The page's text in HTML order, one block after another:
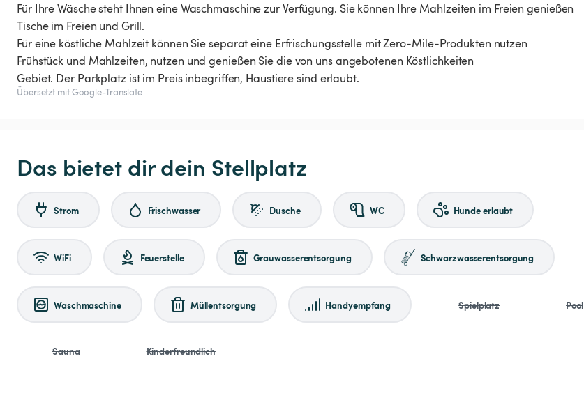
Für Ihre Wäsche steht Ihnen eine Waschmaschine zur Verfügung. Sie können Ihre Mahlzeiten im Freien genießen
Tische im Freien und Grill.
Für eine köstliche Mahlzeit können Sie separat eine Erfrischungsstelle mit Zero-Mile-Produkten nutzen
Frühstück und Mahlzeiten, nutzen und genießen Sie die von uns angebotenen Köstlichkeiten
Gebiet. Der Parkplatz ist im Preis inbegriffen, Haustiere sind erlaubt.
Übersetzt mit Google-Translate
Das bietet dir dein Stellplatz
Strom Frischwasser Dusche WC Hunde erlaubt
WiFi Feuerstelle Grauwasserentsorgung Schwarzwasserentsorgung
Waschmaschine Müllentsorgung Handyempfang Spielplatz Pool
Sauna Kinderfreundlich